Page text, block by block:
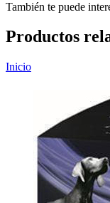
También te puede
Productos
Inicio